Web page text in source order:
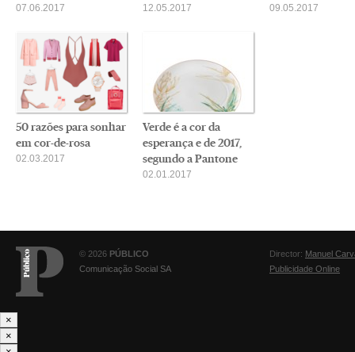
07.06.2017 12.05.2017 09.05.2017
50 razões para sonhar
em cor-de-rosa
02.03.2017
Verde é a cor da
esperança e de 2017,
segundo a Pantone
02.01.2017
© 2026 PÚBLICO
Comunicação Social SA
Director: Manuel
Publicidade Online
×
×